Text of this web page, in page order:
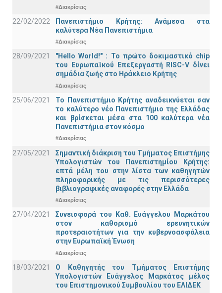
#Διακρίσεις
22/02/2022
Πανεπιστήμιο Κρήτης: Ανάμεσα στα
καλύτερα Νέα Πανεπιστήμια
#Διακρίσεις
28/09/2021
"Hello World!" : Το πρώτο δοκιμαστικό chip
του Ευρωπαϊκού Επεξεργαστή RISC-V δίνει
σημάδια ζωής στο Ηράκλειο Κρήτης
#Διακρίσεις
25/06/2021
Το Πανεπιστήμιο Κρήτης αναδεικνύεται σαν
το καλύτερο νέο Πανεπιστήμιο της Ελλάδας
και βρίσκεται μέσα στα 100 καλύτερα νέα
Πανεπιστήμια στον κόσμο
#Διακρίσεις
27/05/2021
Σημαντική διάκριση του Τμήματος Επιστήμης
Υπολογιστών του Πανεπιστημίου Κρήτης:
επτά μέλη του στην λίστα των καθηγητών
πληροφορικής με τις περισσότερες
βιβλιογραφικές αναφορές στην Ελλάδα
#Διακρίσεις
27/04/2021
Συνεισφορά του Καθ. Ευάγγελου Μαρκάτου
στον καθορισμό ερευνητικών
προτεραιοτήτων για την κυβερνοασφάλεια
στην Ευρωπαϊκή Ένωση
#Διακρίσεις
18/03/2021
Ο Καθηγητής του Τμήματος Επιστήμης
Υπολογιστών Ευάγγελος Μαρκάτος μέλος
του Επιστημονικού Συμβουλίου του ΕΛΙΔΕΚ